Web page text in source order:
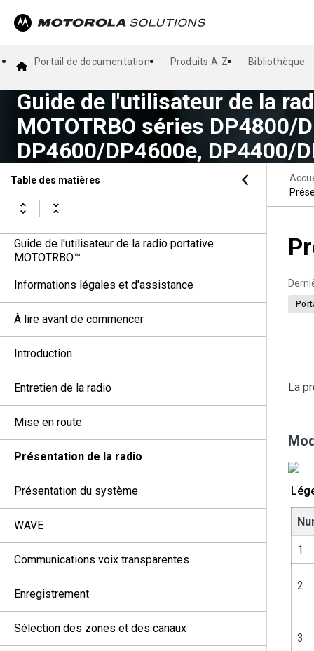
Portail de documentation Produits A-Z Bibliothèque
Guide de l'utilisateur de la
MOTOTRBO séries DP4800/
DP4600/DP4600e, DP4400/
Table des matières
Guide de l'utilisateur de la radio portative
MOTOTRBO™
Informations légales et d'assistance
À lire avant de commencer
Introduction
Entretien de la radio
Mise en route
Présentation de la radio
Présentation du système
WAVE
Communications voix transparentes
Enregistrement
Sélection des zones et des canaux
La
1
2
3